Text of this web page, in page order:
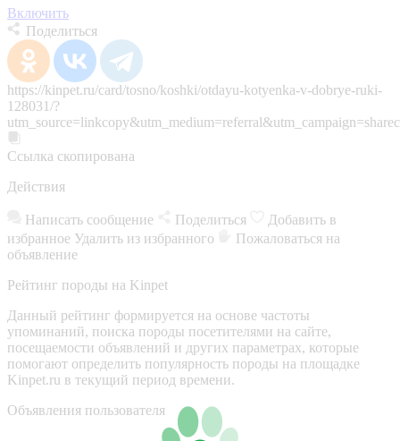
Включить
Поделиться
https://kinpet.ru/card/tosno/koshki/otdayu-kotyenka-v-dobrye-ruki-
128031/?
Ссылка скопирована
Действия
Написать сообщение Поделиться
Добавить в
избранное Удалить из избранного
Пожаловаться на
объявление
Рейтинг породы на Kinpet
Данный рейтинг формируется на основе частоты
упоминаний, поиска породы посетителями на сайте,
посещаемости объявлений и других параметрах, которые
помогают определить популярность породы на площадке
Kinpet.ru в текущий период времени.
Объявления пользователя